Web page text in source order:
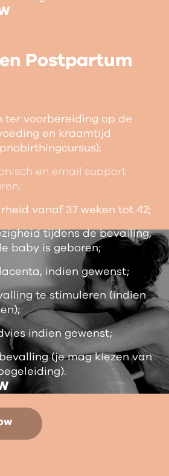
Postpartum
ter voorbereiding op de
en kraamtijd
en email support
vanaf 37 weken tot 42;
tijdens de bevalling,
baby is geboren;
indien gewenst;
te stimuleren (indien
indien gewenst;
(je mag kiezen van